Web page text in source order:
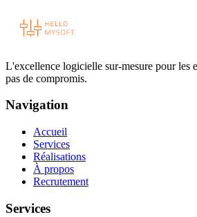
L'excellence logicielle sur-mesure pour les
pas de compromis.
Navigation
Accueil
Services
Réalisations
À propos
Recrutement
Services